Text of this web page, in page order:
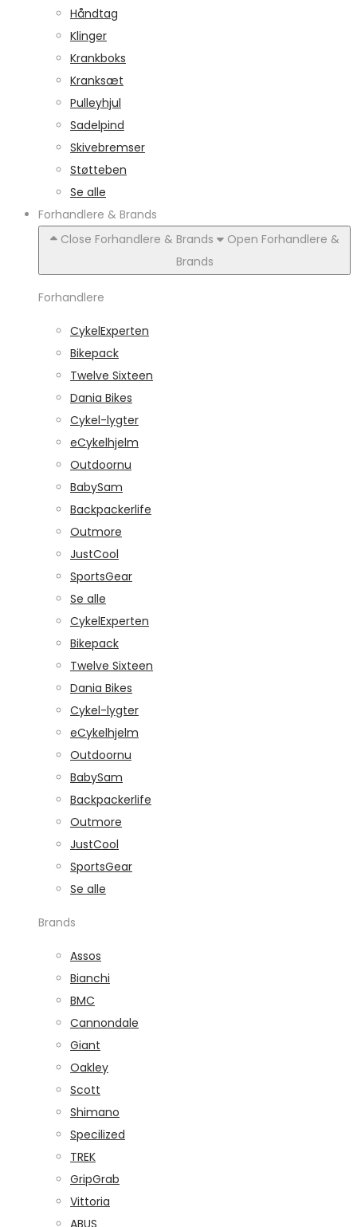
Håndtag
Klinger
Krankboks
Kranksæt
Pulleyhjul
Sadelpind
Skivebremser
Støtteben
Se alle
Forhandlere & Brands
Close Forhandlere & Brands
Open Forhandlere &
Brands
Forhandlere
CykelExperten
Bikepack
Twelve Sixteen
Dania Bikes
Cykel-lygter
eCykelhjelm
Outdoornu
BabySam
Backpackerlife
Outmore
JustCool
SportsGear
Se alle
CykelExperten
Bikepack
Twelve Sixteen
Dania Bikes
Cykel-lygter
eCykelhjelm
Outdoornu
BabySam
Backpackerlife
Outmore
JustCool
SportsGear
Se alle
Brands
Assos
Bianchi
BMC
Cannondale
Giant
Oakley
Scott
Shimano
Specilized
TREK
GripGrab
Vittoria
ABUS